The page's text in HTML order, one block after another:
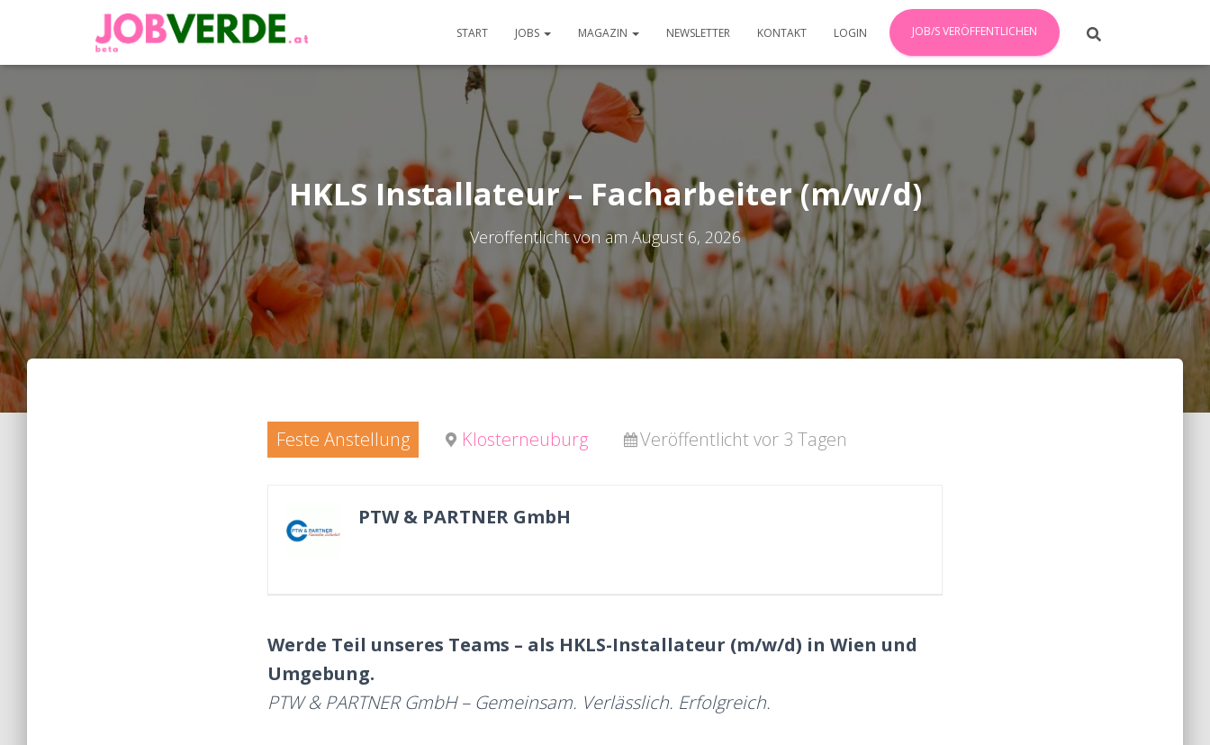
START JOBS MAGAZIN NEWSLETTER KONTAKT LOGIN JOB/S VERÖFFENTLICHEN
HKLS Installateur – Facharbeiter (m/w/d)
Veröffentlicht von am August 6, 2026
Feste Anstellung Klosterneuburg Veröffentlicht vor 3 Tagen
PTW & PARTNER GmbH
Werde Teil unseres Teams – als HKLS-Installateur (m/w/d) in Wien und
Umgebung.
PTW & PARTNER GmbH – Gemeinsam. Verlässlich. Erfolgreich.